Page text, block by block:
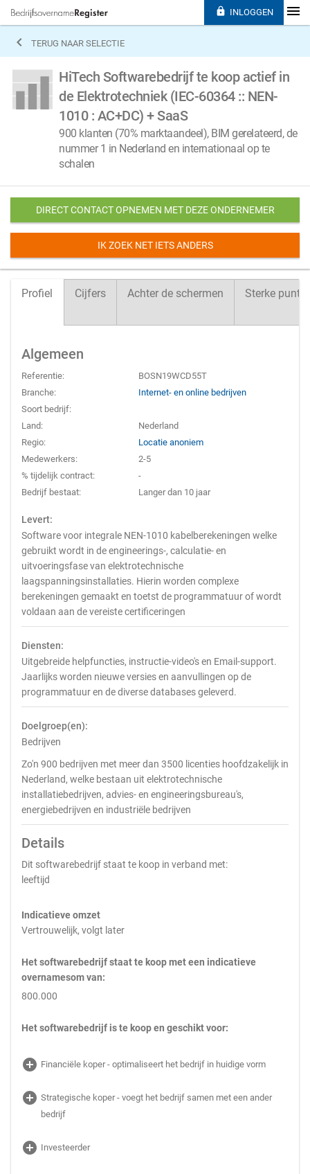
 TERUG NAAR SELECTIE
HiTech Softwarebedrijf te koop actief in
de Elektrotechniek (IEC-60364 :: NEN-
1010 : AC+DC) + SaaS
900 klanten (70% marktaandeel), BIM gerelateerd, de
nummer 1 in Nederland en internationaal op te
schalen
DIRECT CONTACT OPNEMEN MET DEZE ONDERNEMER
IK ZOEK NET IETS ANDERS
Profiel Cijfers Achter de schermen Sterke
Algemeen
Referentie:
BOSN19WCD55T
Branche:
Internet- en online bedrijven
Soort bedrijf:
Land:
Nederland
Regio:
Locatie anoniem
Medewerkers:
2-5
% tijdelijk contract:
-
Bedrijf bestaat:
Langer dan 10 jaar
Levert:
Software voor integrale NEN-1010 kabelberekeningen welke
gebruikt wordt in de engineerings-, calculatie- en
uitvoeringsfase van elektrotechnische
laagspanningsinstallaties. Hierin worden complexe
berekeningen gemaakt en toetst de programmatuur of wordt
voldaan aan de vereiste certificeringen
Diensten:
Uitgebreide helpfuncties, instructie-video's en Email-support.
Jaarlijks worden nieuwe versies en aanvullingen op de
programmatuur en de diverse databases geleverd.
Doelgroep(en):
Bedrijven
Zo'n 900 bedrijven met meer dan 3500 licenties hoofdzakelijk in
Nederland, welke bestaan uit elektrotechnische
installatiebedrijven, advies- en engineeringsbureau's,
energiebedrijven en industriële bedrijven
Details
Dit softwarebedrijf staat te koop in verband met:
leeftijd
Indicatieve omzet
Vertrouwelijk, volgt later
Het softwarebedrijf staat te koop met een indicatieve
overnamesom van:
800.000
Het softwarebedrijf is te koop en geschikt voor:
add_circle Financiële koper - optimaliseert het bedrijf in huidige vorm
add_circle Strategische koper - voegt het bedrijf samen met een ander
bedrijf
add_circle Investeerder
 INLOGGEN